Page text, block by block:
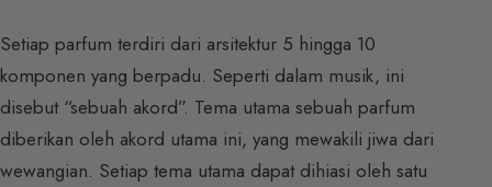
Setiap parfum terdiri dari arsitektur 5 hingga 10
komponen yang berpadu. Seperti dalam musik, ini
disebut “sebuah akord”. Tema utama sebuah parfum
diberikan oleh akord utama ini, yang mewakili jiwa dari
wewangian. Setiap tema utama dapat dihiasi oleh satu